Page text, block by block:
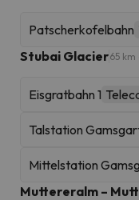
Patscherkofelbahn
Stubai Glacier65 km
Eisgratbahn 1
Talstation
Mittelstation
Muttereralm –